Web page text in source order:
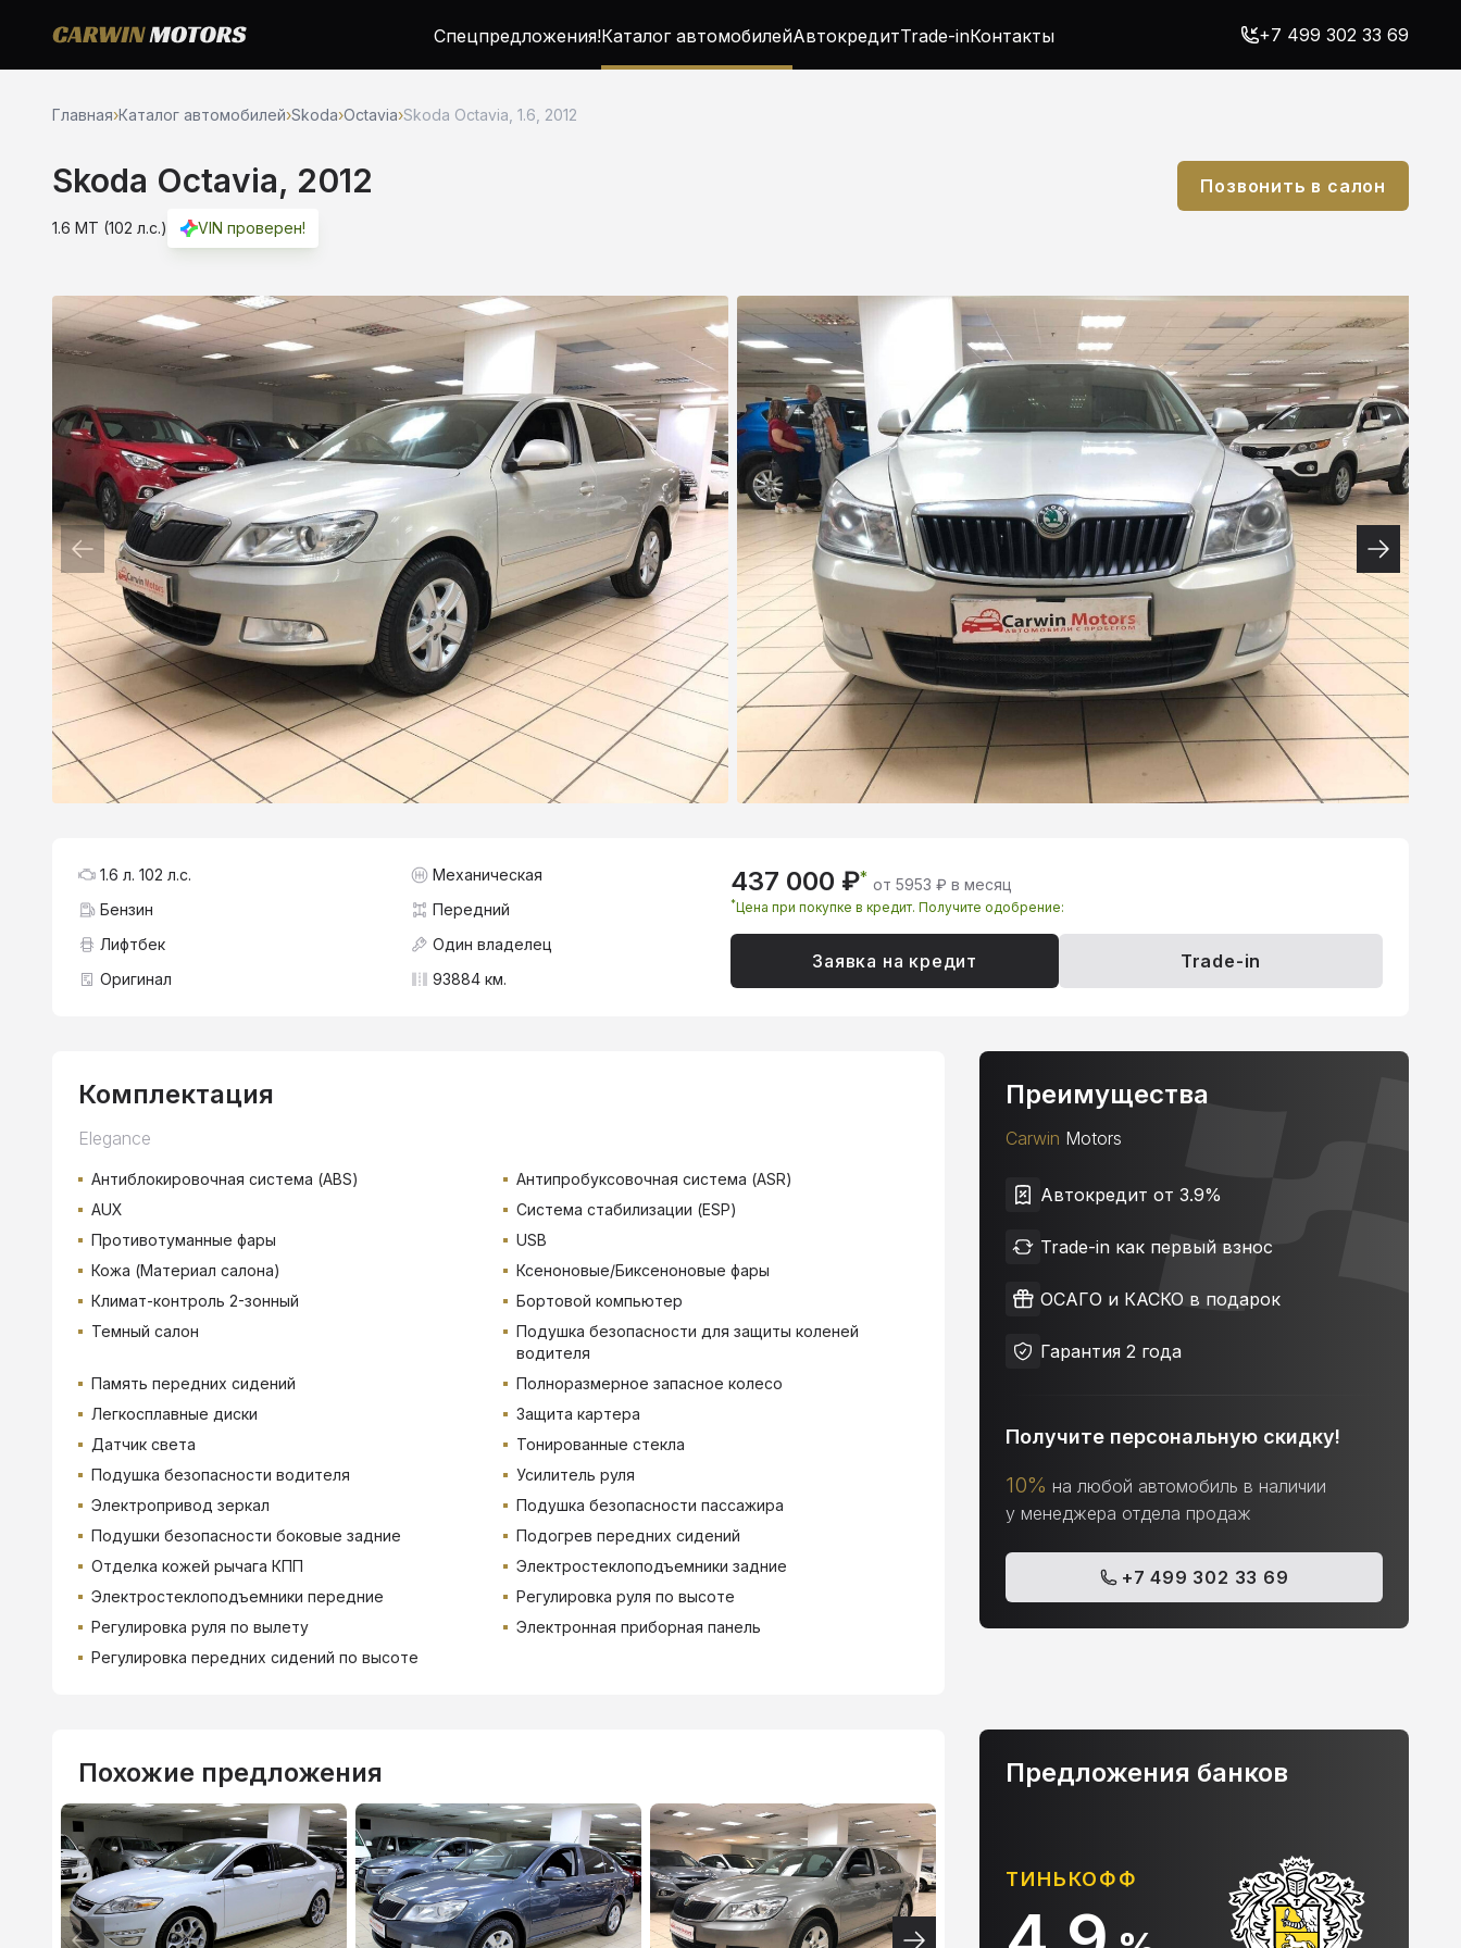
Спецпредложения!Каталог автомобилейАвтокредитTrade-inКонтакты +7 499 302 33 69
Главная›Каталог автомобилей›Skoda›Octavia›Skoda Octavia, 1.6, 2012
Skoda Octavia, 2012
1.6 MT (102 л.с.) VIN проверен!
Позвонить в салон
437 000 ₽* от 5953 ₽ в месяц
*Цена при покупке в кредит. Получите одобрение:
Заявка на кредит Trade-in
1.6 л. 102 л.с.
Механическая
Бензин
Передний
Лифтбек
Один владелец
Оригинал
93884 км.
Комплектация
Elegance
Антиблокировочная система (ABS)
Антипробуксовочная система (ASR)
AUX
Система стабилизации (ESP)
Противотуманные фары
USB
Кожа (Материал салона)
Ксеноновые/Биксеноновые фары
Климат-контроль 2-зонный
Бортовой компьютер
Темный салон
Подушка безопасности для защиты коленей
водителя
Память передних сидений
Полноразмерное запасное колесо
Легкосплавные диски
Защита картера
Датчик света
Тонированные стекла
Подушка безопасности водителя
Усилитель руля
Электропривод зеркал
Подушка безопасности пассажира
Подушки безопасности боковые задние
Подогрев передних сидений
Отделка кожей рычага КПП
Электростеклоподъемники задние
Электростеклоподъемники передние
Регулировка руля по высоте
Регулировка руля по вылету
Электронная приборная панель
Регулировка передних сидений по высоте
Преимущества
Carwin Motors
Автокредит от 3.9%
Trade-in как первый взнос
ОСАГО и КАСКО в подарок
Гарантия 2 года
Получите персональную скидку!
10% на любой автомобиль в наличии
у менеджера отдела продаж
+7 499 302 33 69
Похожие предложения
ВТБ ТИНЬКОФФ АЛЬФА-БАНК
Предложения банков